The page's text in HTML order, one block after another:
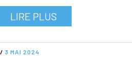
LIRE PLUS
/ 3 MAI 2024